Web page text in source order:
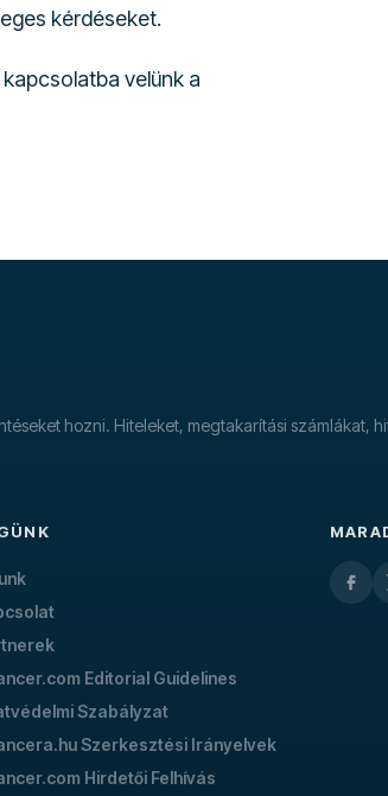
kérdéseket.
velünk a
hozni. Hiteleket, megtakarítási számlákat,
Editorial Guidelines
Szabályzat
Szerkesztési Irányelvek
Hirdetői Felhívás